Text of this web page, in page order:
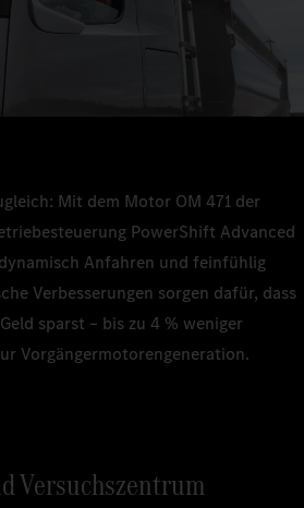
Mit dem Motor OM 471 der
PowerShift Advanced
Anfahren und feinfühlig
Verbesserungen sorgen dafür, dass
sparst – bis zu 4 % weniger
Vorgängermotorengeneration.
Versuchszentrum